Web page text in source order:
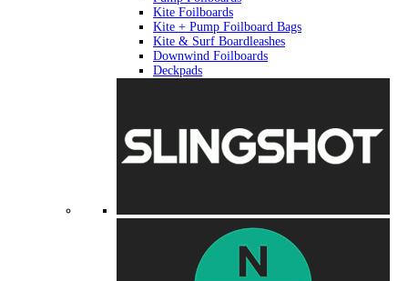
Kite Foilboards
Kite + Pump Foilboard Bags
Kite & Surf Boardleashes
Downwind Foilboards
Deckpads